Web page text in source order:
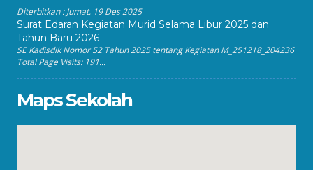
Diterbitkan :Jumat, 19 Des 2025
Surat Edaran Kegiatan Murid Selama Libur 2025 dan
Tahun Baru 2026
SE Kadisdik Nomor 52 Tahun 2025 tentang Kegiatan M_251218_204236
Total Page Visits: 191...
Maps Sekolah